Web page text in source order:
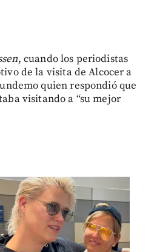
, cuando los periodistas
de la visita de Alcocer a
quien respondió que
visitando a “su mejor